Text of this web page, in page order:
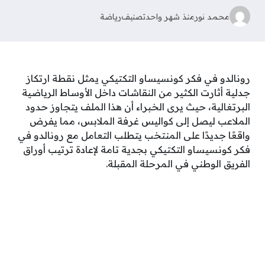
محمد نورمنذ شهر واحدتصنيفرياضة
رونالدو في فكر كونسيساو التكتيكي يمثل نقطة ارتكاز
جدلية أثارت الكثير من النقاشات داخل الأوساط الرياضية
البرتغالية، حيث يرى الخبراء أن هذا الملف يتجاوز حدود
الملاعب ليصل إلى كواليس غرفة الملابس، مما يفرض
واقعًا جديدًا على المنتخب يتطلب التعامل مع رونالدو في
فكر كونسيساو التكتيكي بجدية تامة لإعادة ترتيب أوراق
الفريق الوطني في المرحلة المقبلة.